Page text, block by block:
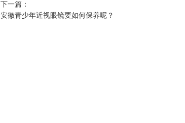
下一篇：
安徽青少年近视眼镜要如何保养呢？